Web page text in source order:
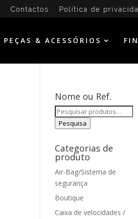
Contactos Política de
PEÇAS & ACESSÓRIOS
Nome ou Ref.
Pesquisar
por:
Pesquisa
Categorias de
produto
Air-Bag/Sistema de
segurança
Boutique
Caixa de velocidades /